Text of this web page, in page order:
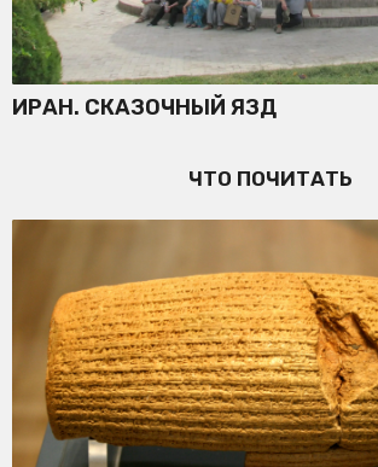
ИРАН. СКАЗОЧНЫЙ ЯЗД
ЧТО ПОЧИТАТЬ